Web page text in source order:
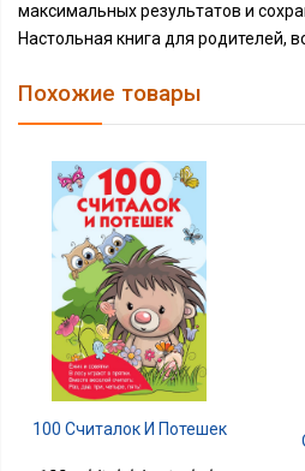
максимальных результатов и
Настольная книга для родителей,
Похожие товары
100 Считалок И Потешек